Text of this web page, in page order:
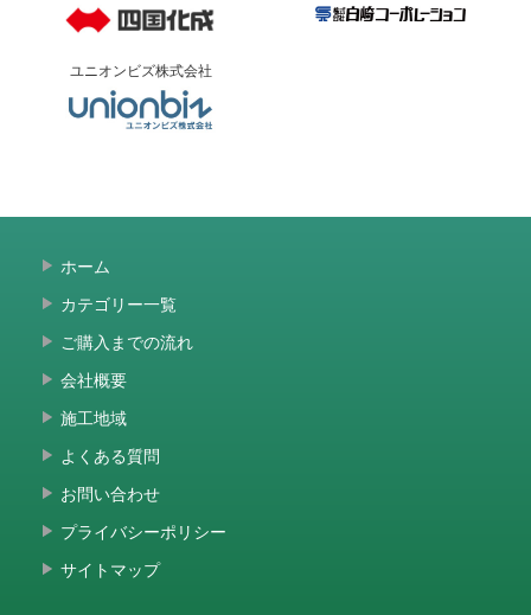
ユニオンビズ株式会社
ホーム
カテゴリー一覧
ご購入までの流れ
会社概要
施工地域
よくある質問
お問い合わせ
プライバシーポリシー
サイトマップ